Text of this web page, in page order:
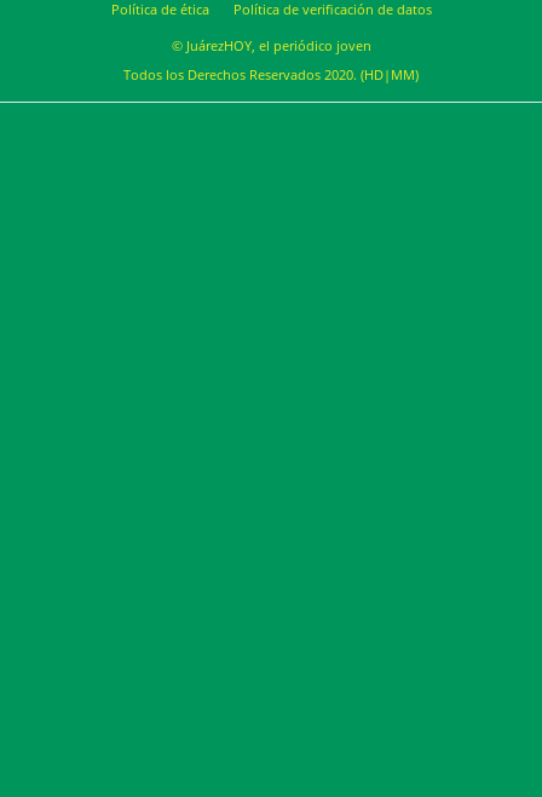
Política de ética
Política de verificación de datos
© JuárezHOY, el periódico joven
Todos los Derechos Reservados 2020. (HD|MM)